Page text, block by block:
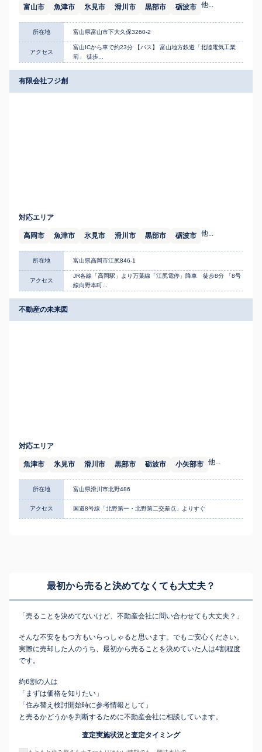
富山市 魚津市 氷見市 滑川市 黒部市 砺波市 他...
所在地 富山県富山市下大久保3260-2
アクセス
富山ICから車で約23分 【バス】 富山地方鉄道「北陸電気工業
前」 徒歩...
有限会社フジ創
対応エリア
高岡市 魚津市 氷見市 滑川市 黒部市 砺波市 他...
所在地 富山県高岡市江尻846-1
アクセス
JR各線「高岡駅」より万葉線「江尻電停」降車 徒歩8分 「8号
線向野本町...
不動産の未来図
対応エリア
魚津市 氷見市 滑川市 黒部市 砺波市 小矢部市 他...
所在地 富山県滑川市北野486
アクセス 国道8号線「北野第一・北野第二交差点」よりすぐ
最初から売ると決めてなくても大丈夫？
「売ることを決めてないけど、不動産会社に問い合わせても大丈夫？」
そんな不安をもつ方もいらっしゃると思います。でもご安心ください。
実際に売却した人のうち、最初から売ることを決めていた人は4割程度
です。
約6割の人は
「まずは価格を知りたい」
「住み替え検討開始時に参考情報として」
と売るかどうかを判断するために不動産会社に相談しています。
査定実施状況と査定タイミング